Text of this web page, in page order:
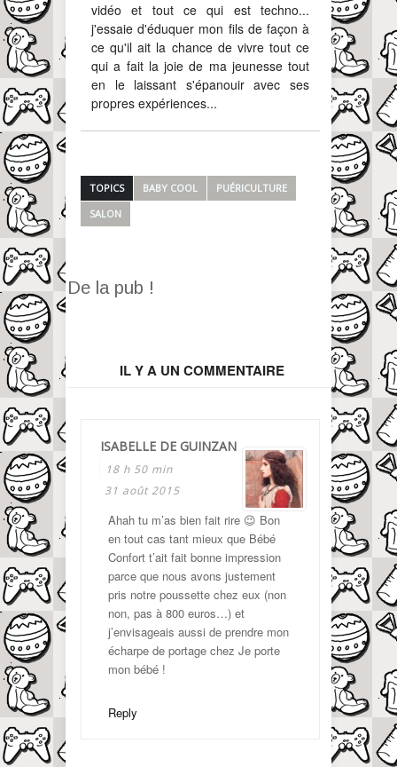
vidéo et tout ce qui est techno...
j'essaie d'éduquer mon fils de façon à
ce qu'il ait la chance de vivre tout ce
qui a fait la joie de ma jeunesse tout
en le laissant s'épanouir avec ses
propres expériences...
TOPICS BABY COOL
PUÉRICULTURE
SALON
De la pub !
IL Y A UN COMMENTAIRE
ISABELLE DE GUINZAN
18 h 50 min
31 août 2015
Ahah tu m’as bien fait rire 😉 Bon
en tout cas tant mieux que Bébé
Confort t’ait fait bonne impression
parce que nous avons justement
pris notre poussette chez eux (non
non, pas à 800 euros…) et
j’envisageais aussi de prendre mon
écharpe de portage chez Je porte
mon bébé !
Reply